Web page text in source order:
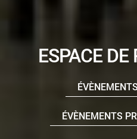
ESPACE DE
ÉVÈNEMENTS